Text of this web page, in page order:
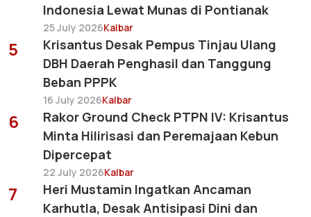
Indonesia Lewat Munas di Pontianak
25 July 2026Kalbar
5
Krisantus Desak Pempus Tinjau Ulang
DBH Daerah Penghasil dan Tanggung
Beban PPPK
16 July 2026Kalbar
6
Rakor Ground Check PTPN IV: Krisantus
Minta Hilirisasi dan Peremajaan Kebun
Dipercepat
22 July 2026Kalbar
7
Heri Mustamin Ingatkan Ancaman
Karhutla, Desak Antisipasi Dini dan